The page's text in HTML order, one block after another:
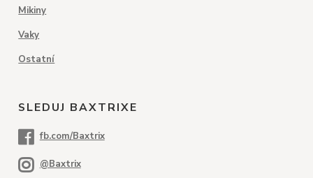
Mikiny
Vaky
Ostatní
SLEDUJ BAXTRIXE